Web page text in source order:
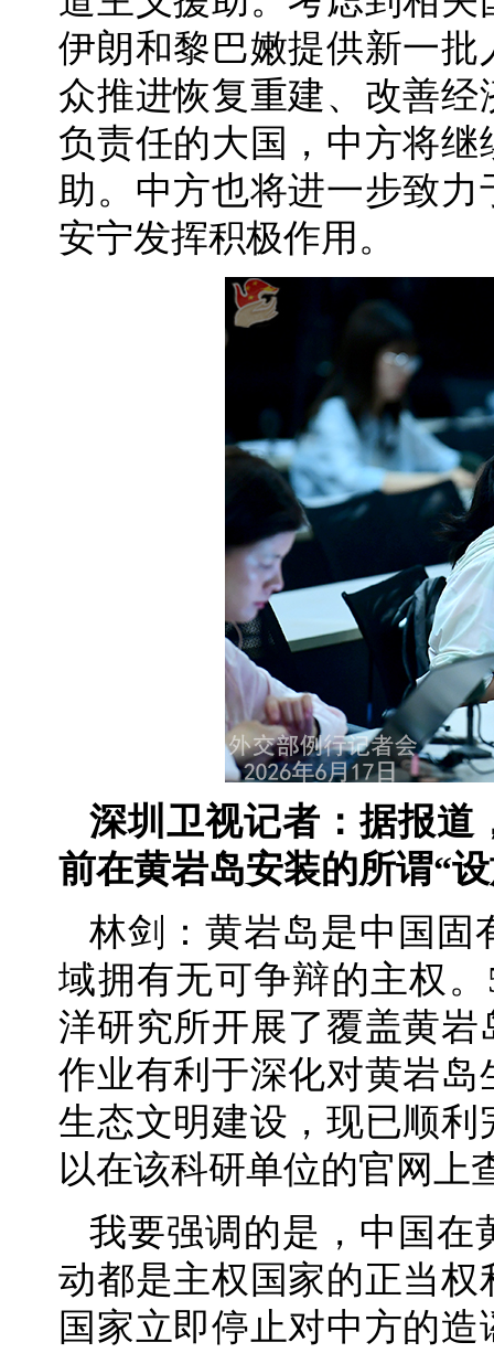
伊朗和黎巴嫩提供新一
众推进恢复重建、改善
负责任的大国，中方将
助。中方也将进一步致
安宁发挥积极作用。
深圳卫视记者：据报道
前在黄岩岛安装的所谓“
林剑：黄岩岛是中国固
域拥有无可争辩的主权
洋研究所开展了覆盖黄
作业有利于深化对黄岩
生态文明建设，现已顺
以在该科研单位的官网上
我要强调的是，中国在
动都是主权国家的正当
国家立即停止对中方的